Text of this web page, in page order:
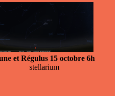
et Régulus 15 octobre 6h
stellarium